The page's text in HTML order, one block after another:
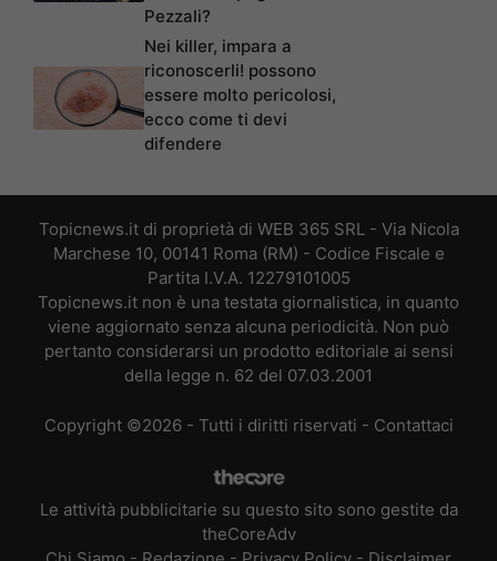
Pezzali?
Nei killer, impara a
riconoscerli! possono
essere molto pericolosi,
ecco come ti devi
difendere
Topicnews.it di proprietà di WEB 365 SRL - Via Nicola
Marchese 10, 00141 Roma (RM) - Codice Fiscale e
Partita I.V.A. 12279101005
Topicnews.it non è una testata giornalistica, in quanto
viene aggiornato senza alcuna periodicità. Non può
pertanto considerarsi un prodotto editoriale ai sensi
della legge n. 62 del 07.03.2001
Copyright ©2026 - Tutti i diritti riservati - Contattaci
Le attività pubblicitarie su questo sito sono gestite da
theCoreAdv